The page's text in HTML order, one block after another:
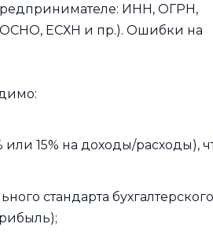
ИНН, ОГРН,
ОСНО, ЕСХН и пр.). Ошибки на
15% на доходы/расходы),
стандарта бухгалтерского